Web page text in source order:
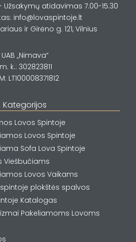
Užsakymų atidavimas 7.00-15.30
info@lovaspintoje.lt
ir Girėno g. 121, Vilnius
UAB „Nimava“
k.: 302823811
LT100008371812
Kategorijos
Lovos Spintoje
Lovos Spintoje
Sofa Lova Spintoje
Viešbučiams
Lovos Vaikams
plokštės spalvos
Katalogas
Pakeliamoms Lovoms